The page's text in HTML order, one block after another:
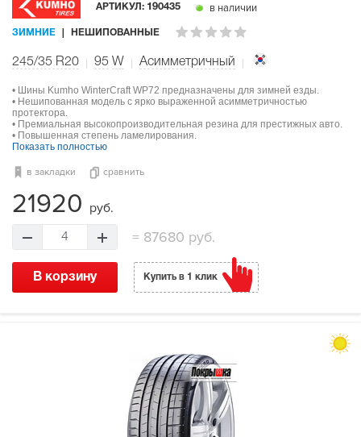
АРТИКУЛ: 190435 в наличии
ЗИМНИЕ НЕШИПОВАННЫЕ
245/35 R20 95 W Асимметричный
• Шины Kumho WinterCraft WP72 предназначены для зимней езды.
• Нешипованная модель с ярко выраженной асимметричностью
протектора.
• Премиальная высокопроизводительная резина для престижных авто.
• Повышенная степень ламелирования.
Показать полностью
в закладки сравнить
21920 руб.
4 = 87680 руб.
В корзину Купить в 1 клик